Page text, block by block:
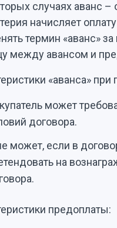
случаях аванс –
начисляет
термин «аванс»
между авансом и
«аванса» при
может
договора.
может, если в
на
предоплаты: